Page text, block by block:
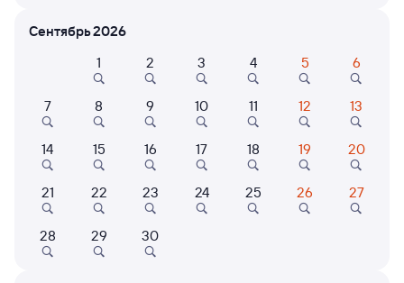
Расписание поездов Санкт-Петербург
Ладож. — Пенинга
Открыта продажа билетов на 4 ноября. Отправление и прибытие
по местному времени. Цены за 1 пассажира
350А Проходящий 6,9
Санкт-Петербург Ладож.
17:08 05:33
12 ч 25 м в пути
Сентябрь 2026
1
2 3 4 5 6
7 8 9 10 11 12 13
14 15 16 17 18 19 20
21 22 23 24 25 26 27
28 29 30